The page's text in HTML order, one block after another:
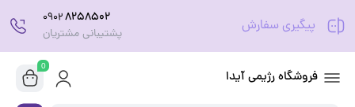
پیگیری سفارش 8258502
0902
پشتیبانی مشتریان
فروشگاه رژیمی آیدا
0